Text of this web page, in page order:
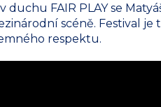
FAIR PLAY se
scéně. Festival
respektu.